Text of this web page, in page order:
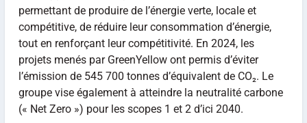
permettant de produire de l’énergie verte, locale et
compétitive, de réduire leur consommation d’énergie,
tout en renforçant leur compétitivité. En 2024, les
projets menés par GreenYellow ont permis d’éviter
l’émission de 545 700 tonnes d’équivalent de CO₂. Le
groupe vise également à atteindre la neutralité carbone
(« Net Zero ») pour les scopes 1 et 2 d’ici 2040.